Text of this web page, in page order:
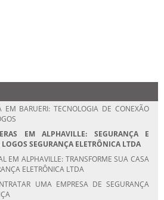
EM BARUERI: TECNOLOGIA DE CONEXÃO
EM ALPHAVILLE: SEGURANÇA E
SEGURANÇA ELETRÔNICA LTDA
EM ALPHAVILLE: TRANSFORME SUA CASA
ELETRÔNICA LTDA
UMA EMPRESA DE SEGURANÇA